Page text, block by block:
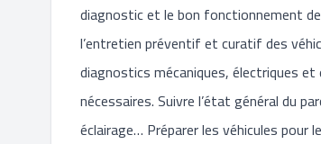
diagnostic et le bon fonctionnement de
l’entretien préventif et curatif des
diagnostics mécaniques, électriques
nécessaires. Suivre l’état général du
éclairage… Préparer les véhicules pour